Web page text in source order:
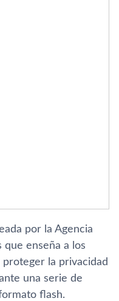
por la Agencia
enseña a los
la privacidad
una serie de
flash.